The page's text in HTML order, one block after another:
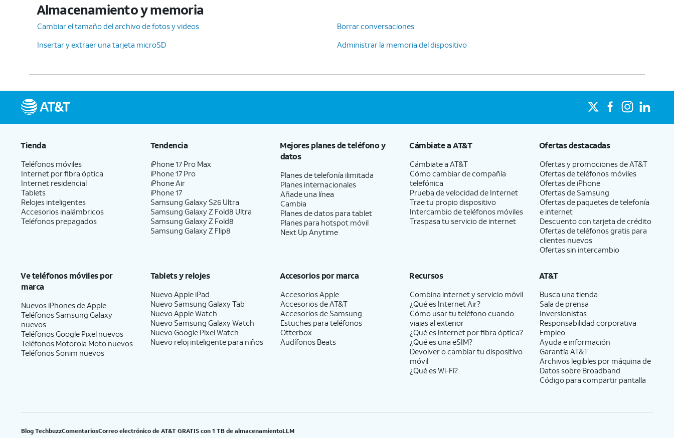
Almacenamiento y memoria
Cambiar el tamaño del archivo de fotos y videos
Borrar conversaciones
Insertar y extraer una tarjeta microSD
Administrar la memoria del dispositivo
Tienda
Teléfonos móviles
Internet por fibra óptica
Internet residencial
Tablets
Relojes inteligentes
Accesorios inalámbricos
Teléfonos prepagados
Tendencia
iPhone 17 Pro Max
iPhone 17 Pro
iPhone Air
iPhone 17
Samsung Galaxy S26 Ultra
Samsung Galaxy Z Fold8 Ultra
Samsung Galaxy Z Fold8
Samsung Galaxy Z Flip8
Mejores planes de teléfono y
datos
Planes de telefonía ilimitada
Planes internacionales
Añade una línea
Cambia
Planes de datos para tablet
Planes para hotspot móvil
Next Up Anytime
Cámbiate aAT&T
Cámbiate aAT&T
Cómo cambiar de compañía
telefónica
Prueba de velocidad de Internet
Trae tu propio dispositivo
Intercambio de teléfonos móviles
Traspasa tu servicio de internet
Ofertas destacadas
Ofertas y promociones deAT&T
Ofertas de teléfonos móviles
Ofertas de iPhone
Ofertas de Samsung
Ofertas de paquetes de telefonía
e internet
Descuento con tarjeta de crédito
Ofertas de teléfonos gratis para
clientes nuevos
Ofertas sin intercambio
Ve teléfonos móviles por
marca
Nuevos iPhones de Apple
Teléfonos Samsung Galaxy
nuevos
Teléfonos Google Pixel nuevos
Teléfonos Motorola Moto nuevos
Teléfonos Sonim nuevos
Tablets y relojes
Nuevo Apple iPad
Nuevo Samsung Galaxy Tab
Nuevo Apple Watch
Nuevo Samsung Galaxy Watch
Nuevo Google Pixel Watch
Nuevo reloj inteligente para niños
Accesorios por marca
Accesorios Apple
Accesorios deAT&T
Accesorios de Samsung
Estuches para teléfonos
Otterbox
Audífonos Beats
Recursos
Combina internet y servicio móvil
¿Qué es Internet Air?
Cómo usar tu teléfono cuando
viajas al exterior
¿Qué es internet por fibra óptica?
¿Qué es una eSIM?
Devolver o cambiar tu dispositivo
móvil
¿Qué es Wi-Fi?
AT&T
Busca una tienda
Sala de prensa
Inversionistas
Responsabilidad corporativa
Empleo
Ayuda e información
Garantía AT&T
Archivos legibles por máquina de
Datos sobre Broadband
Código para compartir pantalla
Blog TechbuzzComentariosCorreo electrónico de AT&T GRATIS con 1 TB de almacenamientoLLM